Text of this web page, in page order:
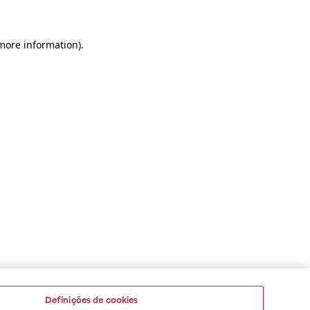
information).
Definições de cookies